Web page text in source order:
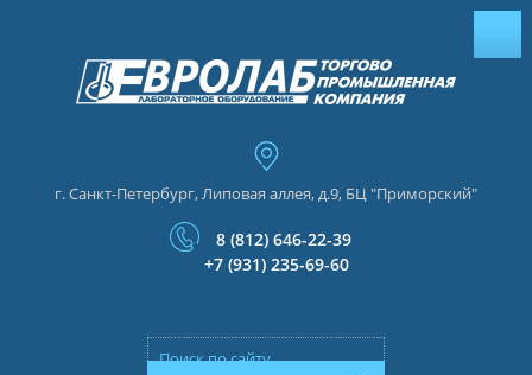
г. Санкт-Петербург, Липовая аллея, д.9, БЦ "Приморский"
8 (812) 646-22-39
+7 (931) 235-69-60